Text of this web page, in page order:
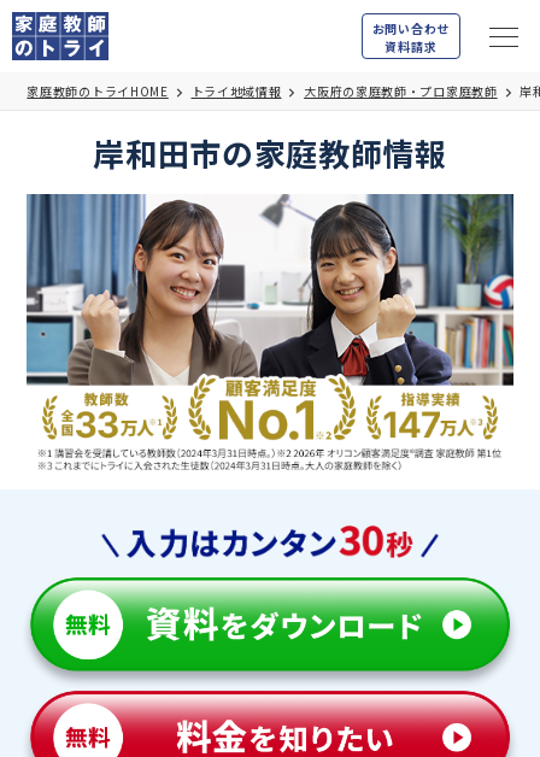
お問い合わせ
資料請求
家庭教師のトライHOME トライ地域情報 大阪府の家庭教師・プロ家庭教師 岸
岸和田市の家庭教師情報